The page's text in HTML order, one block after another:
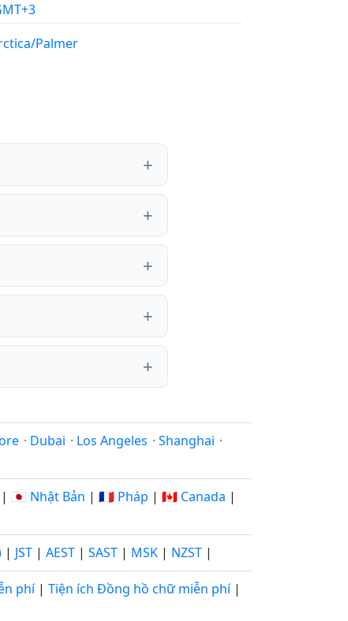
Palmer
· Dubai · Los Angeles · Shanghai ·
| 🇯🇵 Nhật Bản | 🇫🇷 Pháp | 🇨🇦 Canada |
| JST | AEST | SAST | MSK | NZST |
phí| Tiện ích Đồng hồ chữ miễn phí|